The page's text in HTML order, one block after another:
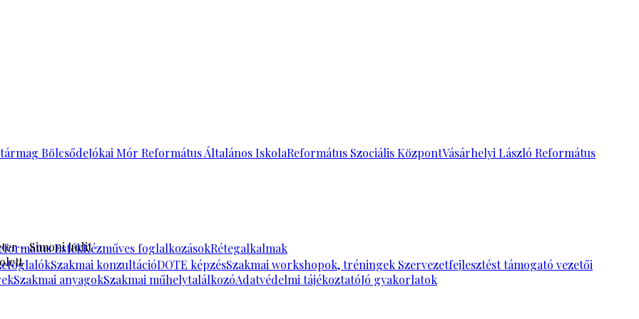
BölcsődeJókai Mór Református Általános IskolaReformátus Szociális KözpontVásárhelyi László Református
EstékKézműves foglalkozásokRétegalkalmak
Szakmai konzultációDOTE képzésSzakmai workshopok, tréningek Szervezetfejlesztést támogató vezetői
Szakmai anyagokSzakmai műhelytalálkozóAdatvédelmi tájékoztatóJó gyakorlatok
– Simoni Judit